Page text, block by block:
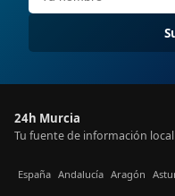
24h Murcia
Tu fuente de información
España Andalucía Aragón